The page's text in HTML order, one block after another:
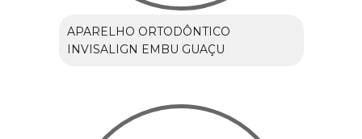
APARELHO ORTODÔNTICO
INVISALIGN EMBU GUAÇU